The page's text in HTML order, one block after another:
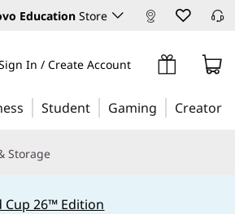
Education Store
In / Create Account
Student Gaming Creator
Storage
Cup 26™ Edition